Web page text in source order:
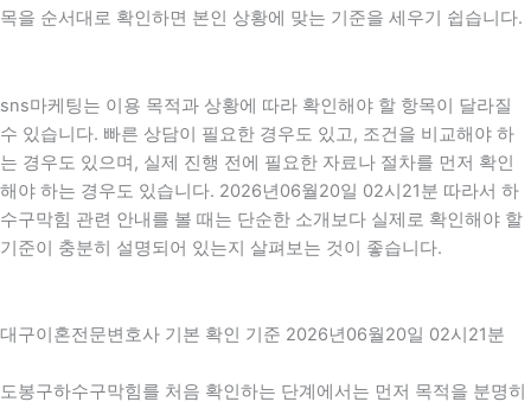
목을 순서대로 확인하면 본인 상황에 맞는 기준을 세우기 쉽습니다.
sns마케팅는 이용 목적과 상황에 따라 확인해야 할 항목이 달라질
수 있습니다. 빠른 상담이 필요한 경우도 있고, 조건을 비교해야 하
는 경우도 있으며, 실제 진행 전에 필요한 자료나 절차를 먼저 확인
해야 하는 경우도 있습니다. 2026년06월20일 02시21분 따라서 하
수구막힘 관련 안내를 볼 때는 단순한 소개보다 실제로 확인해야 할
기준이 충분히 설명되어 있는지 살펴보는 것이 좋습니다.
대구이혼전문변호사 기본 확인 기준 2026년06월20일 02시21분
도봉구하수구막힘를 처음 확인하는 단계에서는 먼저 목적을 분명히